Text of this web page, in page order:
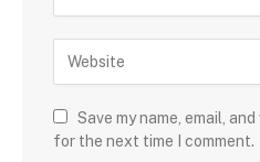
Save my name, email,
for the next time I comment.